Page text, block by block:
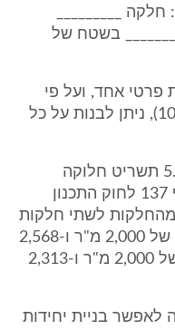
חלקה _________
_________ בשטח של
פרטי אחד, ועל פי
התכנית החלה במקום (הר/10/290), ניתן לבנות על כל
6. המבקשים הגישו ביום 5.9.2006 תשריט חלוקה
לוועדה המקומית, בהתאם לסעיף 137 לחוק התכנון
לשתי חלקות
משנה (חלקה _________ לחלקות של 2,000 מ"ר ו-2,568
מ"ר, וחלקה _________ לחלקות של 2,000 מ"ר ו-2,313
לאפשר בניית יחידות